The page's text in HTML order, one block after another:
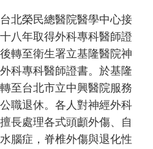
北榮民總醫院醫學中心接
八年取得外科專科醫師證
轉至衛生署立基隆醫院神
科專科醫師證書。於基隆
至台北市立中興醫院服務
職退休。各人對神經外科
長處理各式頭顱外傷、自
腦症，脊椎外傷與退化性